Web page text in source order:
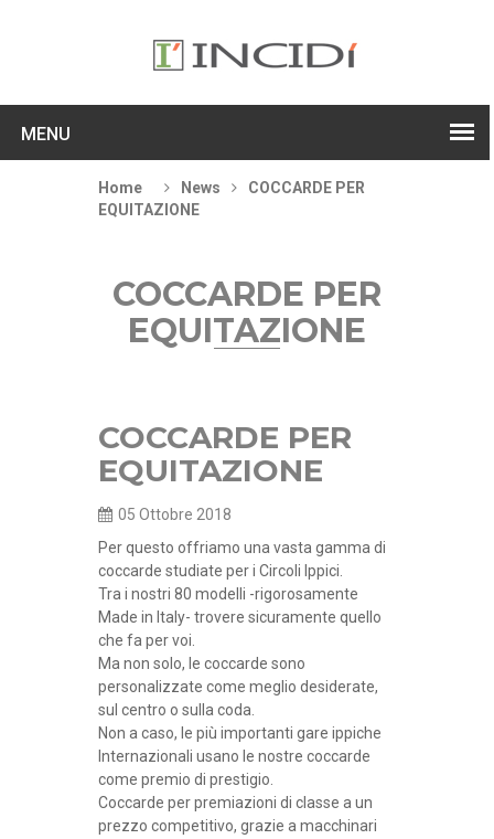
MENU
Home News
COCCARDE PER
EQUITAZIONE
COCCARDE PER
EQUITAZIONE
COCCARDE PER
EQUITAZIONE
05 Ottobre 2018
Per questo offriamo una vasta gamma di
coccarde studiate per i Circoli Ippici.
Tra i nostri 80 modelli -rigorosamente
Made in Italy- trovere sicuramente quello
che fa per voi.
Ma non solo, le coccarde sono
personalizzate come meglio desiderate,
sul centro o sulla coda.
Non a caso, le più importanti gare ippiche
Internazionali usano le nostre coccarde
come premio di prestigio.
Coccarde per premiazioni di classe a un
prezzo competitivo, grazie a macchinari